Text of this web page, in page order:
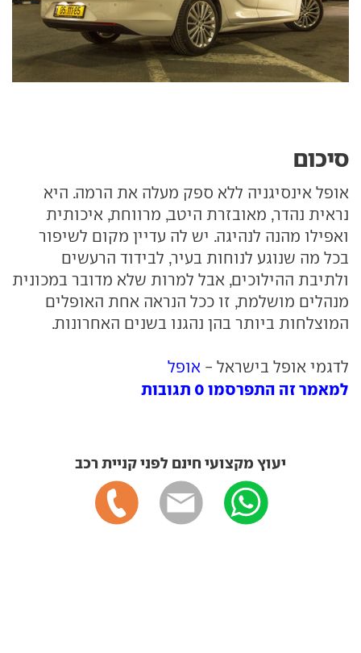
סיכום
אופל אינסיגניה ללא ספק מעלה את הרמה. היא
נראית נהדר, מאובזרת היטב, מרווחת, איכותית
ואפילו מהנה לנהיגה. יש לה עדיין מקום לשיפור
בכל מה שנוגע לנוחות בעיר, לבידוד הרעשים
ולתיבת ההילוכים, אבל למרות שלא מדובר במכונית
מנהלים מושלמת, זו ככל הנראה אחת האופלים
המוצלחות ביותר בהן נהגנו בשנים האחרונות.
לדגמי אופל בישראל - אופל
למאמר זה התפרסמו 0 תגובות
יעוץ מקצועי חינם לפני קניית רכב